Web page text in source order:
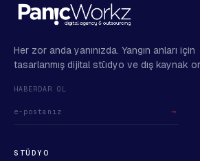
Her zor anda yanınızda. Yangın anları için
tasarlanmış dijital stüdyo ve dış kaynak
HABERDAR OL
→
STÜDYO